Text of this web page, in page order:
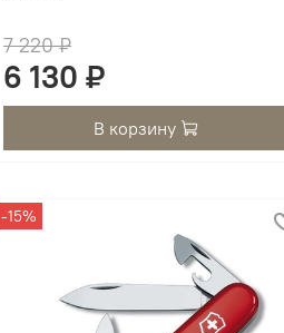
7 220 ₽
6 130 ₽
В корзину
-15%